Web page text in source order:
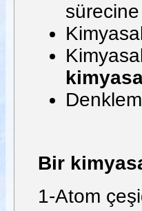
Bir
1-Atom